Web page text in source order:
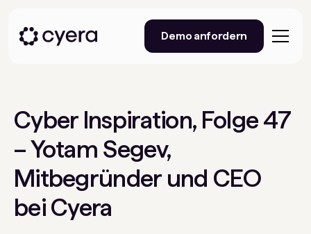
Demo anfordern
Cyber ​​Inspiration, Folge 47
– Yotam Segev,
Mitbegründer und CEO
bei Cyera